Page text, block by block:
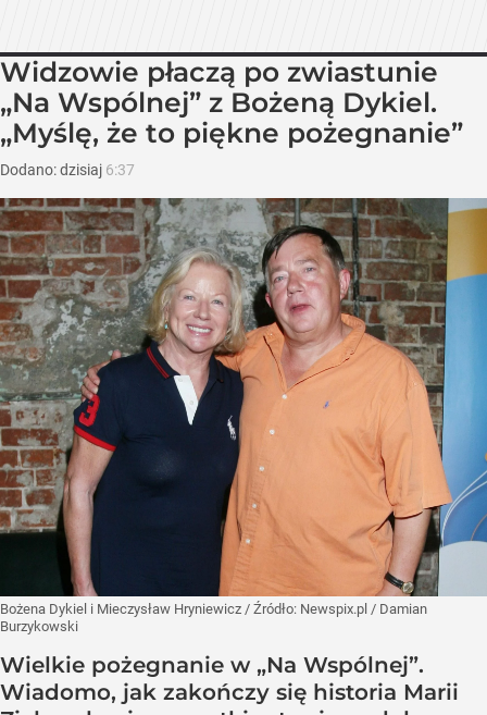
Widzowie płaczą po zwiastunie
„Na Wspólnej” z Bożeną Dykiel.
„Myślę, że to piękne pożegnanie”
Dodano:dzisiaj 6:37
Bożena Dykiel i Mieczysław Hryniewicz / Źródło: Newspix.pl / Damian
Burzykowski
Wielkie pożegnanie w „Na Wspólnej”.
Wiadomo, jak zakończy się historia Marii